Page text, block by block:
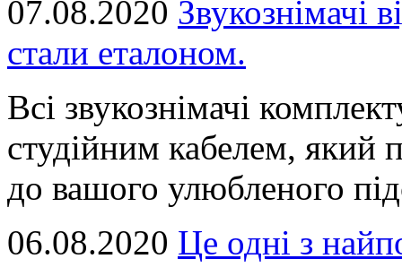
07.08.2020 Звукознімачі
стали еталоном.
Всі звукознімачі
студійним кабелем, який
до вашого улюбленого
06.08.2020 Це однi з